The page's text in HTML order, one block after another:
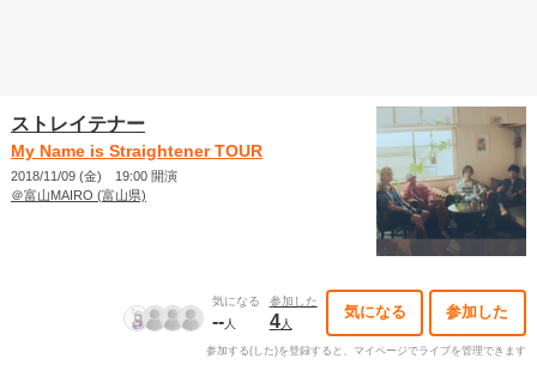
ストレイテナー
My Name is Straightener TOUR
2018/11/09 (金) 19:00 開演
＠富山MAIRO (富山県)
気になる
--人
参加した
4人
気になる 参加した
参加する(した)を登録すると、マイページでライブを管理できます